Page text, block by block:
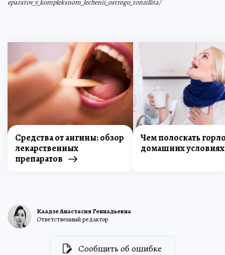
eparatov_v_kompleksnom_lechenii_ostrogo_tonzillita/
Средства от ангины: обзор
лекарственных
препаратов
Чем полоскать
домашних
Каадзе Анастасия Геннадьевна
Ответственный редактор
Сообщить об ошибке